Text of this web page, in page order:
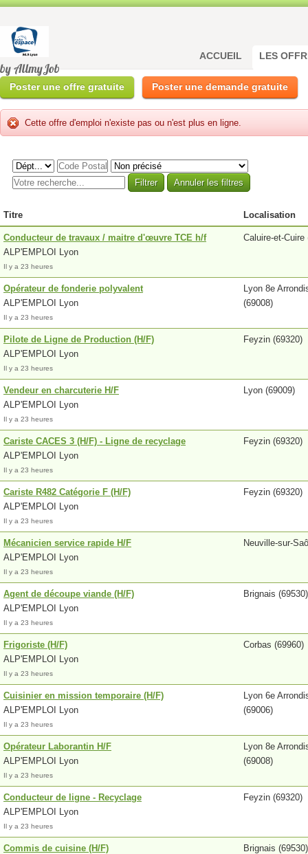
by AllmyJob
ACCUEIL LES
Poster une offre gratuite Poster une demande gratuite
Cette offre d'emploi n'existe pas ou n'est plus en ligne.
Titre Localisation
Conducteur de travaux / maitre d'œuvre TCE h/f
ALP'EMPLOI Lyon
Il y a 23 heures
Caluire-et-Cuire
Opérateur de fonderie polyvalent
ALP'EMPLOI Lyon
Il y a 23 heures
Lyon 8e
(69008)
Pilote de Ligne de Production (H/F)
ALP'EMPLOI Lyon
Il y a 23 heures
Feyzin (69320)
Vendeur en charcuterie H/F
ALP'EMPLOI Lyon
Il y a 23 heures
Lyon (69009)
Cariste CACES 3 (H/F) - Ligne de recyclage
ALP'EMPLOI Lyon
Il y a 23 heures
Feyzin (69320)
Cariste R482 Catégorie F (H/F)
ALP'EMPLOI Lyon
Il y a 23 heures
Feyzin (69320)
Mécanicien service rapide H/F
ALP'EMPLOI Lyon
Il y a 23 heures
Neuville-sur-
Agent de découpe viande (H/F)
ALP'EMPLOI Lyon
Il y a 23 heures
Brignais (69530)
Frigoriste (H/F)
ALP'EMPLOI Lyon
Il y a 23 heures
Corbas (69960)
Cuisinier en mission temporaire (H/F)
ALP'EMPLOI Lyon
Il y a 23 heures
Lyon 6e
(69006)
Opérateur Laborantin H/F
ALP'EMPLOI Lyon
Il y a 23 heures
Lyon 8e
(69008)
Conducteur de ligne - Recyclage
ALP'EMPLOI Lyon
Il y a 23 heures
Feyzin (69320)
Commis de cuisine (H/F)
Brignais (69530)